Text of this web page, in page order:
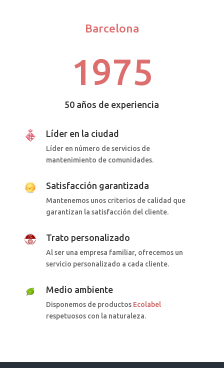
Barcelona
1975
50 años de experiencia
Líder en la ciudad
Líder en número de servicios de
mantenimiento de comunidades.
Satisfacción garantizada
Mantenemos unos criterios de calidad que
garantizan la satisfacción del cliente.
Trato personalizado
Al ser una empresa familiar, ofrecemos un
servicio personalizado a cada cliente.
Medio ambiente
Disponemos de productos Ecolabel
respetuosos con la naturaleza.